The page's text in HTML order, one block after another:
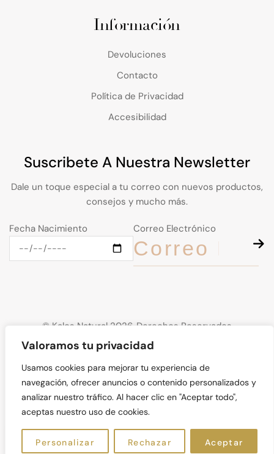
Valoramos tu privacidad
Usamos cookies para mejorar tu experiencia de
navegación, ofrecer anuncios o contenido personalizados y
analizar nuestro tráfico. Al hacer clic en "Aceptar todo",
aceptas nuestro uso de cookies.
Personalizar Rechazar Aceptar
Información
Devoluciones
Contacto
Política de Privacidad
Accesibilidad
Suscribete A Nuestra Newsletter
Dale un toque especial a tu correo con nuevos productos,
consejos y mucho más.
Fecha Nacimiento Correo Electrónico
© Kalos Natural 2026. Derechos Reservados